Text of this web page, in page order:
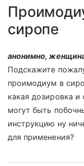
сиропе
анонимно,
Подскажите
проимодиум в
какая дозировка и
могут быть
инструкцию ну
для применения?